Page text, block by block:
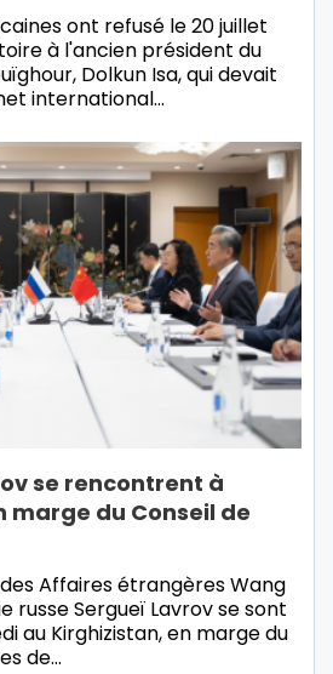
ont refusé le 20 juillet
à l'ancien président du
Dolkun Isa, qui devait
international…
se rencontrent à
marge du Conseil de
Affaires étrangères Wang
russe Sergueï Lavrov se sont
au Kirghizistan, en marge du
de…